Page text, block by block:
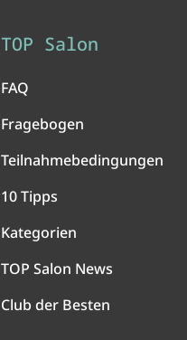
TOP Salon
FAQ
Fragebogen
Teilnahmebedingungen
10 Tipps
Kategorien
TOP Salon News
Club der Besten